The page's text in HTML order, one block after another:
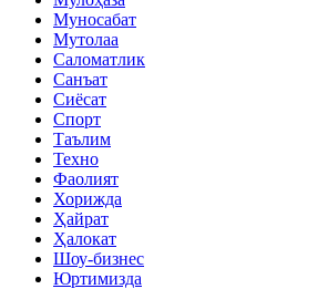
Муносабат
Мутолаа
Саломатлик
Санъат
Сиёсат
Спорт
Таълим
Техно
Фаолият
Хорижда
Ҳайрат
Ҳалокат
Шоу-бизнес
Юртимизда